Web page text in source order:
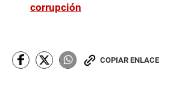
corrupción
COPIAR ENLACE